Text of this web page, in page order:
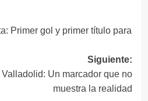
Primer gol y primer título para
Siguiente:
Un marcador que no
muestra la realidad